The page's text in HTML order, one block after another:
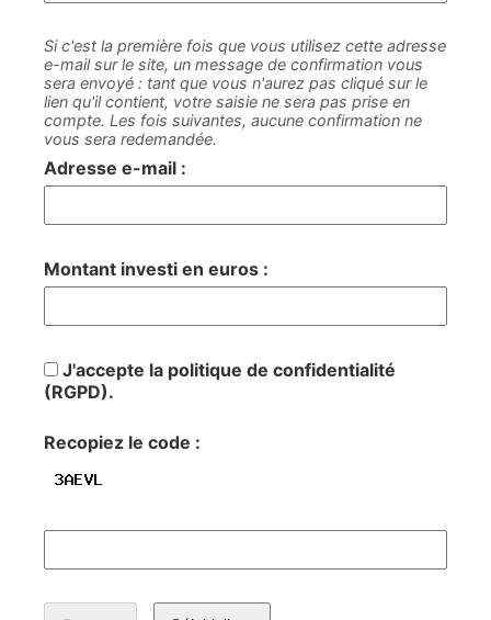
Si c'est la première fois que vous utilisez cette adresse
e-mail sur le site, un message de confirmation vous
sera envoyé : tant que vous n'aurez pas cliqué sur le
lien qu'il contient, votre saisie ne sera pas prise en
compte. Les fois suivantes, aucune confirmation ne
vous sera redemandée.
Adresse e-mail :
Montant investi en euros :
J'accepte la politique de confidentialité
(RGPD).
Recopiez le code :